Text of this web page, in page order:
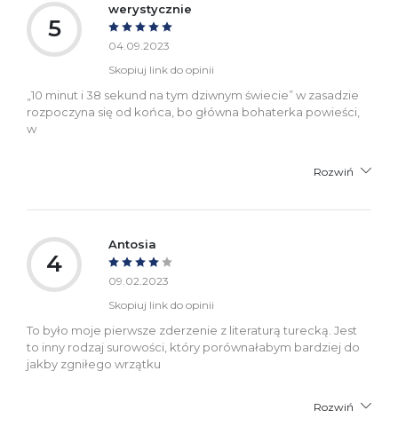
5
werystycznie
04.09.2023
Skopiuj link do opinii
„10 minut i 38 sekund na tym dziwnym świecie” w zasadzie
rozpoczyna się od końca, bo główna bohaterka powieści,
w
Rozwiń
4
Antosia
09.02.2023
Skopiuj link do opinii
To było moje pierwsze zderzenie z literaturą turecką. Jest
to inny rodzaj surowości, który porównałabym bardziej do
jakby zgniłego wrzątku
Rozwiń